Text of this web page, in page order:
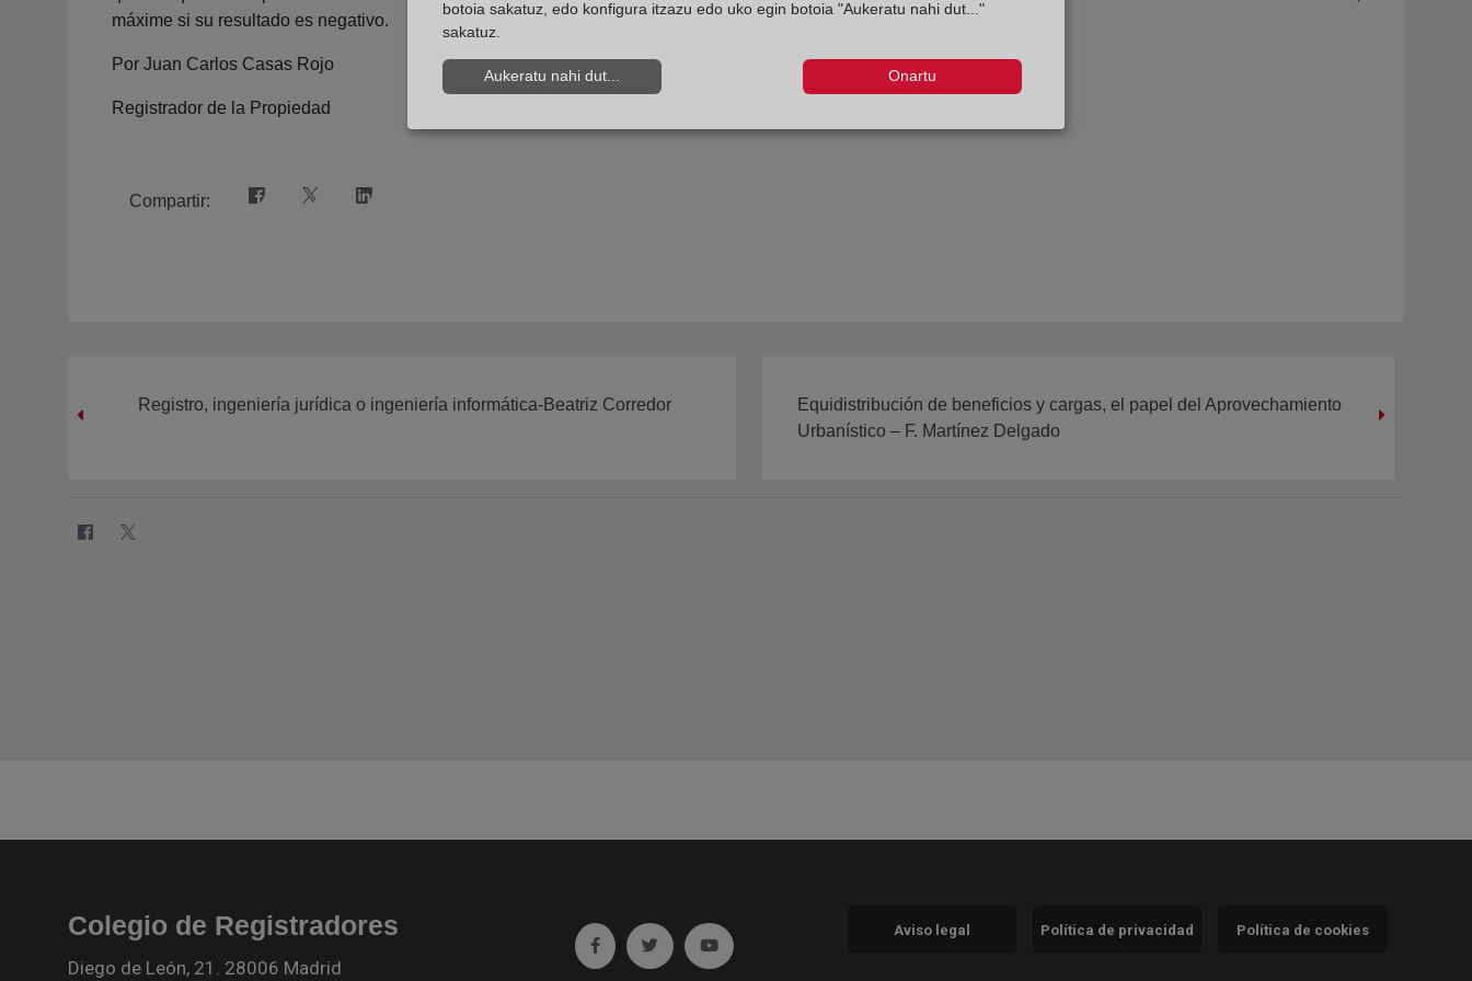
máxime si su resultado es negativo.
Por Juan Carlos Casas Rojo
Registrador de la Propiedad
Compartir:
Registro, ingeniería jurídica o ingeniería informática-Beatriz Corredor
Equidistribución de beneficios y cargas, el papel del Aprovechamiento
Urbanístico – F. Martínez Delgado
Colegio de Registradores
Diego de León, 21. 28006 Madrid
Ir a facebook (abre en ventana nueva)
Ir a twitter (abre en ventana nueva)
Ir a YouTube (abre en ventana nueva)
Aviso legal Política de privacidad Política de cookies
botoia sakatuz, edo konfigura itzazu edo uko egin botoia "Aukeratu nahi dut..."
sakatuz.
Aukeratu nahi dut... Onartu